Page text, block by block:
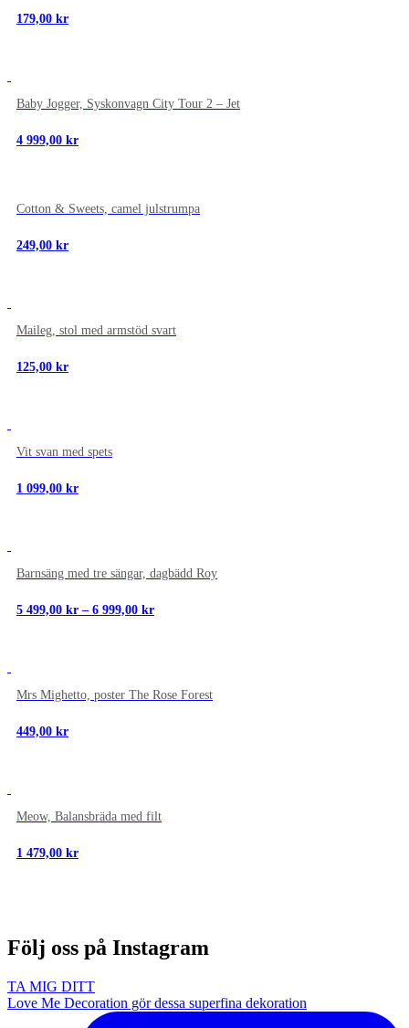
179,00 kr
Baby Jogger, Syskonvagn City Tour 2 – Jet
4 999,00 kr
Cotton & Sweets, camel julstrumpa
249,00 kr
Maileg, stol med armstöd svart
125,00 kr
Vit svan med spets
1 099,00 kr
Barnsäng med tre sängar, dagbädd Roy
5 499,00 kr – 6 999,00 krPrisintervall:
Mrs Mighetto, poster The Rose Forest
449,00 kr
Meow, Balansbräda med filt
1 479,00 kr
Följ oss på Instagram
TA MIG DITT
Love Me Decoration gör dessa superfina dekoration